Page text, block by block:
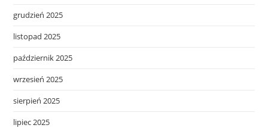
grudzień 2025
listopad 2025
październik 2025
wrzesień 2025
sierpień 2025
lipiec 2025